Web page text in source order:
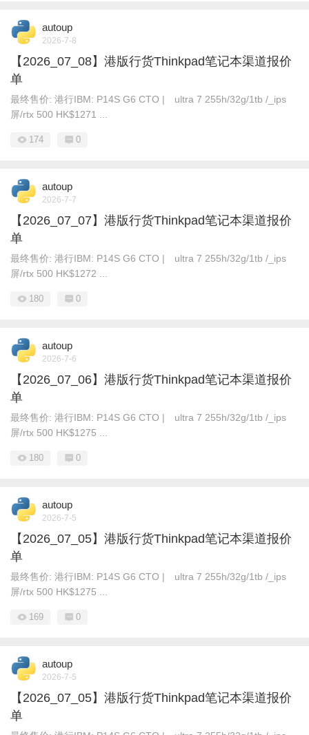
autoup
2026-7-8
【2026_07_08】港版行货Thinkpad笔记本渠道报价
单
最终售价: 港行IBM: P14S G6 CTO | ultra 7 255h/32g/1tb /_ips
屏/rtx 500 HK$1271 ...
174 0
autoup
2026-7-7
【2026_07_07】港版行货Thinkpad笔记本渠道报价
单
最终售价: 港行IBM: P14S G6 CTO | ultra 7 255h/32g/1tb /_ips
屏/rtx 500 HK$1272 ...
180 0
autoup
2026-7-6
【2026_07_06】港版行货Thinkpad笔记本渠道报价
单
最终售价: 港行IBM: P14S G6 CTO | ultra 7 255h/32g/1tb /_ips
屏/rtx 500 HK$1275 ...
180 0
autoup
2026-7-5
【2026_07_05】港版行货Thinkpad笔记本渠道报价
单
最终售价: 港行IBM: P14S G6 CTO | ultra 7 255h/32g/1tb /_ips
屏/rtx 500 HK$1275 ...
169 0
autoup
2026-7-5
【2026_07_05】港版行货Thinkpad笔记本渠道报价
单